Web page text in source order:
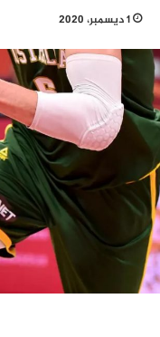
1 ديسمبر، 2020